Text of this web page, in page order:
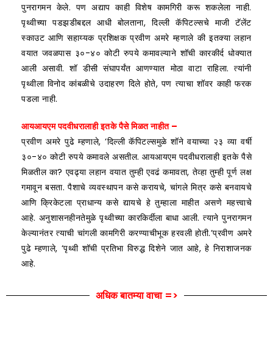
पुनरागमन केले. पण अद्याप काही विशेष कामगिरी करू शकलेला नाही.
पृथ्वीच्या पडझडीबद्दल आधी बोलताना, दिल्ली कॅपिटल्सचे माजी टॅलेंट
स्काउट आणि सहाय्यक प्रशिक्षक प्रवीण अमरे म्हणाले की इतक्या लहान
वयात जवळपास ३०-४० कोटी रुपये कमावल्याने शॉची कारकीर्द धोक्यात
आली असावी. शॉ डीसी संघापर्यंत आणण्यात मोठा वाटा राहिला. त्यांनी
पृथ्वीला विनोद कांबळीचे उदाहरण दिले होते, पण त्याचा शॉवर काही फरक
पडला नाही.
आयआयएम पदवीधरालाही इतके पैसे मिळत नाहीत –
प्रवीण अमरे पुढे म्हणाले, ‘दिल्ली कॅपिटल्समुळे शॉने वयाच्या २३ व्या वर्षी
३०-४० कोटी रुपये कमावले असतील. आयआयएम पदवीधरालाही इतके पैसे
मिळतील का? एवढ्या लहान वयात तुम्ही एवढं कमावता, तेव्हा तुम्ही पूर्ण लक्ष
गमावून बसता. पैशाचे व्यवस्थापन कसे करायचे, चांगले मित्र कसे बनवायचे
आणि क्रिकेटला प्राधान्य कसे द्यायचे हे तुम्हाला माहीत असणे महत्त्वाचे
आहे. अनुशासनहीनतेमुळे पृथ्वीच्या कारकिर्दीला बाधा आली. त्याने पुनरागमन
केल्यानंतर त्याची चांगली कामगिरी करण्याचीभूक हरवली होती.’प्रवीण अमरे
पुढे म्हणाले, ‘पृथ्वी शॉची प्रतिभा विरुद्ध दिशेने जात आहे, हे निराशाजनक
आहे.
अधिक बातम्या वाचा =>